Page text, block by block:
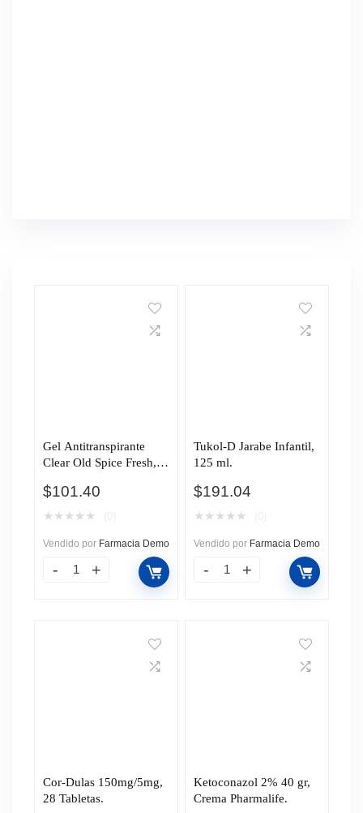
Gel Antitranspirante
Clear Old Spice Fresh,
$101.40
★ ★ ★ ★ ★
Vendido por Farmacia Demo
Tukol-D Jarabe Infantil,
125 ml.
$191.04
★ ★ ★ ★ ★
Vendido por Farmacia Demo
Cor-Dulas 150mg/5mg,
28 Tabletas.
Ketoconazol 2% 40 gr,
Crema Pharmalife.